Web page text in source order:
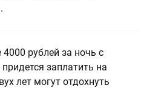
рублей за ночь с
заплатить на
лет могут отдохнуть